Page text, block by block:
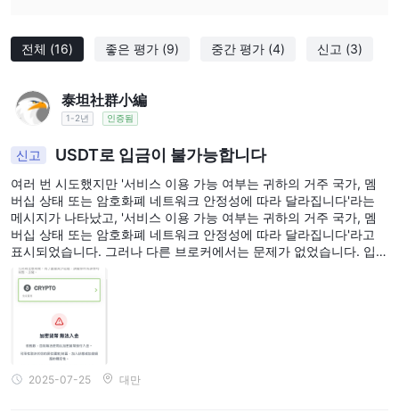
전체 (16) 좋은 평가 (9) 중간 평가 (4) 신고 (3)
泰坦社群小編
1-2년 인증됨
신고 USDT로 입금이 불가능합니다
여러 번 시도했지만 '서비스 이용 가능 여부는 귀하의 거주 국가, 멤
버십 상태 또는 암호화폐 네트워크 안정성에 따라 달라집니다'라는
메시지가 나타났고, '서비스 이용 가능 여부는 귀하의 거주 국가, 멤
버십 상태 또는 암호화폐 네트워크 안정성에 따라 달라집니다'라고
표시되었습니다. 그러나 다른 브로커에서는 문제가 없었습니다. 입금
은 TRC20을 사용하여 이루어집니다.
2025-07-25 대만